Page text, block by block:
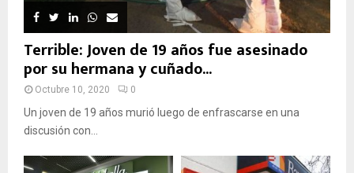
Terrible: Joven de 19 años fue asesinado
por su hermana y cuñado...
Octubre 10, 2020 0
Un joven de 19 años murió luego de enfrascarse en una
discusión con...